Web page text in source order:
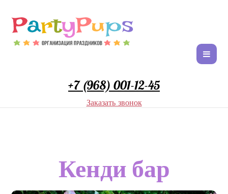
+7 (968) 001-12-45
Заказать звонок
Кенди бар